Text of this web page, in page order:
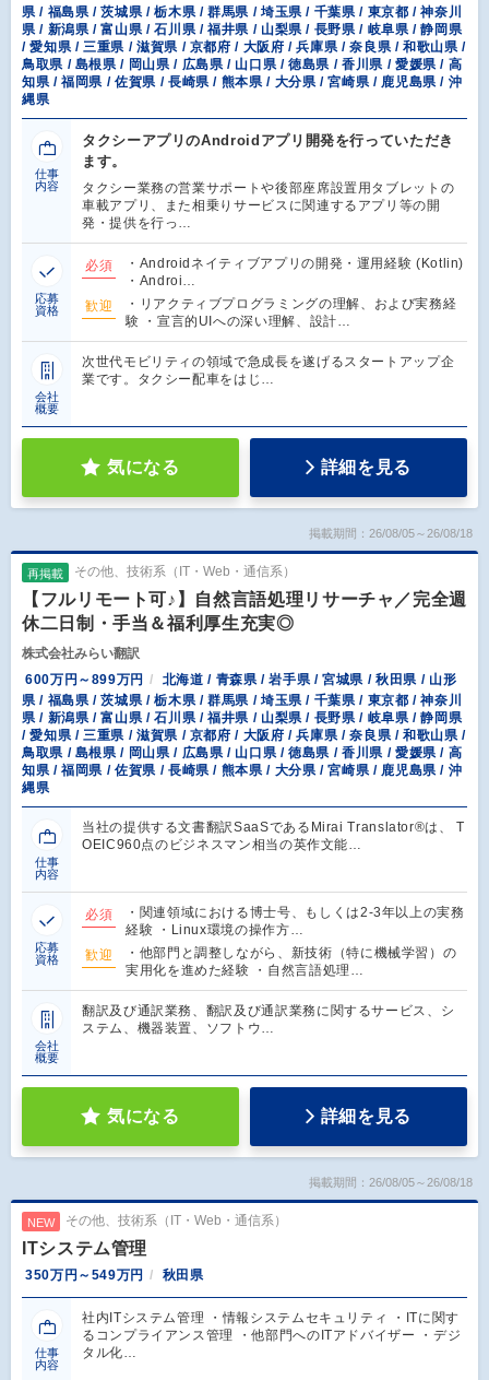
県 / 福島県 / 茨城県 / 栃木県 / 群馬県 / 埼玉県 / 千葉県 / 東京都 / 神奈川
県 / 新潟県 / 富山県 / 石川県 / 福井県 / 山梨県 / 長野県 / 岐阜県 / 静岡県
/ 愛知県 / 三重県 / 滋賀県 / 京都府 / 大阪府 / 兵庫県 / 奈良県 / 和歌山県 /
鳥取県 / 島根県 / 岡山県 / 広島県 / 山口県 / 徳島県 / 香川県 / 愛媛県 / 高
知県 / 福岡県 / 佐賀県 / 長崎県 / 熊本県 / 大分県 / 宮崎県 / 鹿児島県 / 沖
縄県
仕事
内容
タクシーアプリのAndroidアプリ開発を行っていただき
ます。
タクシー業務の営業サポートや後部座席設置用タブレットの
車載アプリ、また相乗りサービスに関連するアプリ等の開
発・提供を行っ…
応募
資格
必須
・Androidネイティブアプリの開発・運用経験 (Kotlin)
・Androi…
歓迎
・リアクティブプログラミングの理解、および実務経
験 ・宣言的UIへの深い理解、設計…
会社
概要
次世代モビリティの領域で急成長を遂げるスタートアップ企
業です。タクシー配車をはじ…
気になる 詳細を見る
掲載期間：26/08/05～26/08/18
再掲載 その他、技術系（IT・Web・通信系）
【フルリモート可♪】自然言語処理リサーチャ／完全週
休二日制・手当＆福利厚生充実◎
株式会社みらい翻訳
600万円～899万円
北海道 / 青森県 / 岩手県 / 宮城県 / 秋田県 / 山形
県 / 福島県 / 茨城県 / 栃木県 / 群馬県 / 埼玉県 / 千葉県 / 東京都 / 神奈川
県 / 新潟県 / 富山県 / 石川県 / 福井県 / 山梨県 / 長野県 / 岐阜県 / 静岡県
/ 愛知県 / 三重県 / 滋賀県 / 京都府 / 大阪府 / 兵庫県 / 奈良県 / 和歌山県 /
鳥取県 / 島根県 / 岡山県 / 広島県 / 山口県 / 徳島県 / 香川県 / 愛媛県 / 高
知県 / 福岡県 / 佐賀県 / 長崎県 / 熊本県 / 大分県 / 宮崎県 / 鹿児島県 / 沖
縄県
仕事
内容
当社の提供する文書翻訳SaaSであるMirai Translator®は、 T
OEIC960点のビジネスマン相当の英作文能…
応募
資格
必須
・関連領域における博士号、もしくは2-3年以上の実務
経験 ・Linux環境の操作方…
歓迎
・他部門と調整しながら、新技術（特に機械学習）の
実用化を進めた経験 ・自然言語処理…
会社
概要
翻訳及び通訳業務、翻訳及び通訳業務に関するサービス、シ
ステム、機器装置、ソフトウ…
気になる 詳細を見る
掲載期間：26/08/05～26/08/18
NEW その他、技術系（IT・Web・通信系）
ITシステム管理
350万円～549万円 秋田県
仕事
内容
社内ITシステム管理 ・情報システムセキュリティ ・ITに関す
るコンプライアンス管理 ・他部門へのITアドバイザー ・デジ
タル化…